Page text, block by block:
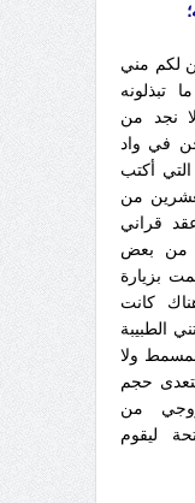
لكم مني
تبذلونه
نجد من
في واد
أكتب
من
قراني
من بعض
بزيارة
كانت
الطبيبة
ولا
حجم
من
ليقوم